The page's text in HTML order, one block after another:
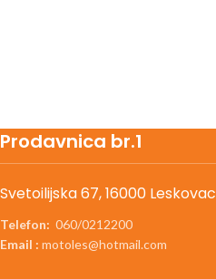
Prodavnica br.1
Svetoilijska 67, 16000 Leskovac
Telefon: 060/0212200
Email : motoles@hotmail.com